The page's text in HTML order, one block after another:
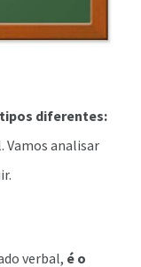
diferentes:
Vamos analisar
verbal, é o